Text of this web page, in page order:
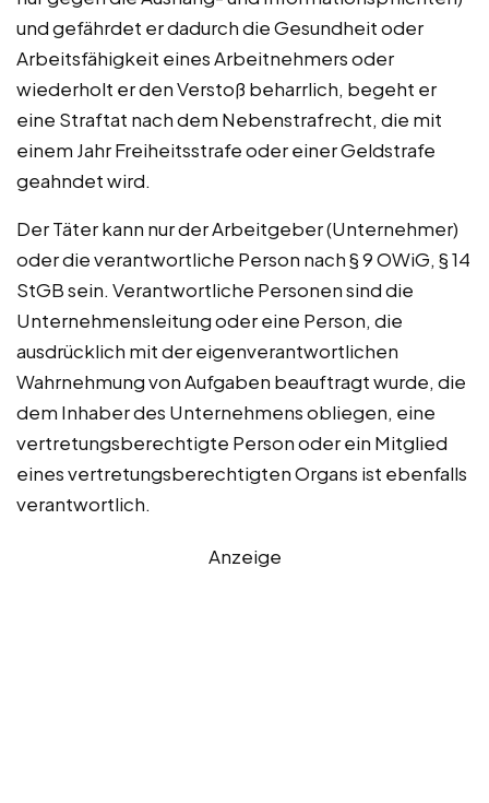
und gefährdet er dadurch die Gesundheit oder
Arbeitsfähigkeit eines Arbeitnehmers oder
wiederholt er den Verstoß beharrlich, begeht er
eine Straftat nach dem Nebenstrafrecht, die mit
einem Jahr Freiheitsstrafe oder einer Geldstrafe
geahndet wird.
Der Täter kann nur der Arbeitgeber (Unternehmer)
oder die verantwortliche Person nach § 9 OWiG, § 14
StGB sein. Verantwortliche Personen sind die
Unternehmensleitung oder eine Person, die
ausdrücklich mit der eigenverantwortlichen
Wahrnehmung von Aufgaben beauftragt wurde, die
dem Inhaber des Unternehmens obliegen, eine
vertretungsberechtigte Person oder ein Mitglied
eines vertretungsberechtigten Organs ist ebenfalls
verantwortlich.
Anzeige